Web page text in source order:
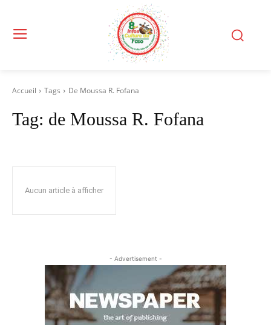
Accueil Tags De Moussa R. Fofana
Tag: de Moussa R. Fofana
Aucun article à afficher
- Advertisement -